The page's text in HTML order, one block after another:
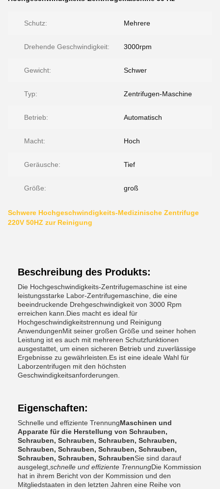
Schutz: Mehrere
Drehende Geschwindigkeit: 3000rpm
Gewicht: Schwer
Typ: Zentrifugen-Maschine
Betrieb: Automatisch
Macht: Hoch
Geräusche: Tief
Größe: groß
Schwere Hochgeschwindigkeits-Medizinische Zentrifuge
220V 50HZ zur Reinigung
Beschreibung des Produkts:
Die Hochgeschwindigkeits-Zentrifugemaschine ist eine
leistungsstarke Labor-Zentrifugemaschine, die eine
beeindruckende Drehgeschwindigkeit von 3000 Rpm
erreichen kann.Dies macht es ideal für
Hochgeschwindigkeitstrennung und Reinigung
AnwendungenMit seiner großen Größe und seiner hohen
Leistung ist es auch mit mehreren Schutzfunktionen
ausgestattet, um einen sicheren Betrieb und zuverlässige
Ergebnisse zu gewährleisten.Es ist eine ideale Wahl für
Laborzentrifugen mit den höchsten
Geschwindigkeitsanforderungen.
Eigenschaften:
Schnelle und effiziente TrennungMaschinen und
Apparate für die Herstellung von Schrauben,
Schrauben, Schrauben, Schrauben, Schrauben,
Schrauben, Schrauben, Schrauben, Schrauben,
Schrauben, Schrauben, SchraubenSie sind darauf
ausgelegt, schnelle und effiziente TrennungDie Kommission
hat in ihrem Bericht von der Kommission und den
Mitgliedstaaten in den letzten Jahren eine Reihe von